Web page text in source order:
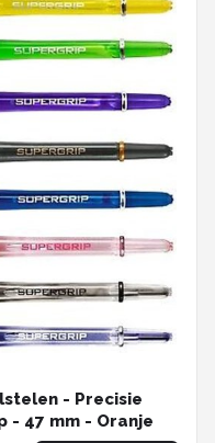
- Precisie
- 47 mm - Oranje